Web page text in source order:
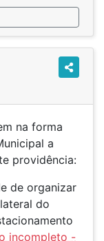
na forma
a
providência:
de organizar
do